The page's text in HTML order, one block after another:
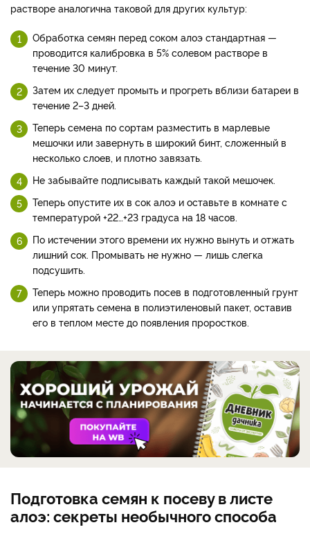
растворе аналогична таковой для других культур:
Обработка семян перед соком алоэ стандартная —
проводится калибровка в 5% солевом растворе в
течение 30 минут.
Затем их следует промыть и прогреть вблизи батареи в
течение 2–3 дней.
Теперь семена по сортам разместить в марлевые
мешочки или завернуть в широкий бинт, сложенный в
несколько слоев, и плотно завязать.
Не забывайте подписывать каждый такой мешочек.
Теперь опустите их в сок алоэ и оставьте в комнате с
температурой +22…+23 градуса на 18 часов.
По истечении этого времени их нужно вынуть и отжать
лишний сок. Промывать не нужно — лишь слегка
подсушить.
Теперь можно проводить посев в подготовленный грунт
или упрятать семена в полиэтиленовый пакет, оставив
его в теплом месте до появления проростков.
Подготовка семян к посеву в листе
алоэ: секреты необычного способа